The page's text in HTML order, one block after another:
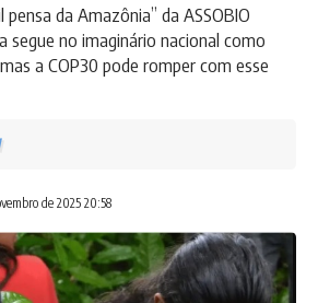
pensa da Amazônia” da ASSOBIO
segue no imaginário nacional como
a COP30 pode romper com esse
de 2025 20:58